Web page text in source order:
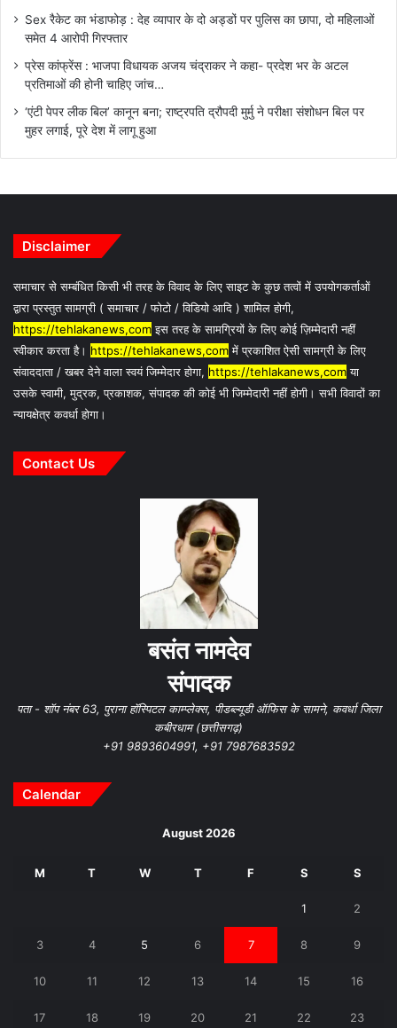
Sex रैकेट का भंडाफोड़ : देह व्यापार के दो अड्डों पर पुलिस का छापा, दो महिलाओं
समेत 4 आरोपी गिरफ्तार
प्रेस कांफ्रेंस : भाजपा विधायक अजय चंद्राकर ने कहा- प्रदेश भर के अटल
प्रतिमाओं की होनी चाहिए जांच…
‘एंटी पेपर लीक बिल’ कानून बना; राष्ट्रपति द्रौपदी मुर्मु ने परीक्षा संशोधन बिल पर
मुहर लगाई, पूरे देश में लागू हुआ
Disclaimer
समाचार से सम्बंधित किसी भी तरह के विवाद के लिए साइट के कुछ तत्वों में उपयोगकर्ताओं
द्वारा प्रस्तुत सामग्री ( समाचार / फोटो / विडियो आदि ) शामिल होगी,
https://tehlakanews,comइस तरह के सामग्रियों के लिए कोई ज़िम्मेदारी नहीं
स्वीकार करता है। https://tehlakanews,comमें प्रकाशित ऐसी सामग्री के लिए
संवाददाता / खबर देने वाला स्वयं जिम्मेदार होगा, https://tehlakanews,comया
उसके स्वामी, मुद्रक, प्रकाशक, संपादक की कोई भी जिम्मेदारी नहीं होगी। सभी विवादों का
न्यायक्षेत्र कवर्धा होगा।
Contact Us
बसंत नामदेव
संपादक
पता - शॉप नंबर 63, पुराना हॉस्पिटल काम्प्लेक्स, पीडब्ल्यूडी ऑफिस के सामने, कवर्धा जिला
कबीरधाम (छत्तीसगढ़)
+91 9893604991, +91 7987683592
Calendar
August 2026
M T W T F S S
1 2
3 4 5 6 7 8 9
10 11 12 13 14 15 16
17 18 19 20 21 22 23